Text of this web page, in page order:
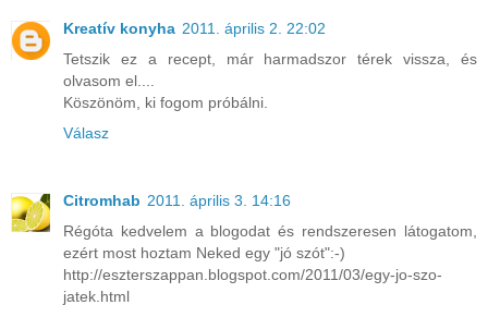
Kreatív konyha 2011. április 2. 22:02
Tetszik ez a recept, már harmadszor térek vissza, és
olvasom el....
Köszönöm, ki fogom próbálni.
Válasz
Citromhab 2011. április 3. 14:16
Régóta kedvelem a blogodat és rendszeresen látogatom,
ezért most hoztam Neked egy "jó szót":-)
http://eszterszappan.blogspot.com/2011/03/egy-jo-szo-
jatek.html